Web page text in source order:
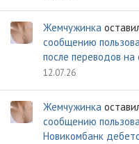
Жемчужинка
сообщению
после переводов на
12.07.26
Жемчужинка
сообщению
Новикомбанк